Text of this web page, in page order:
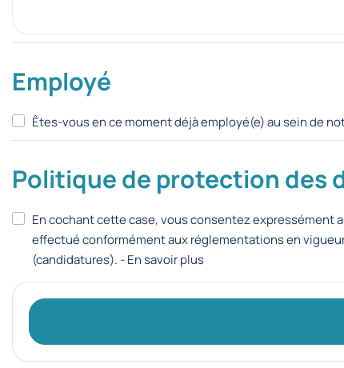
Employé
Êtes-vous en ce moment déjà employé(e) au sein de
Politique de protection des
En cochant cette case, vous consentez expressément
effectué conformément aux réglementations en
(candidatures). -En savoir plus